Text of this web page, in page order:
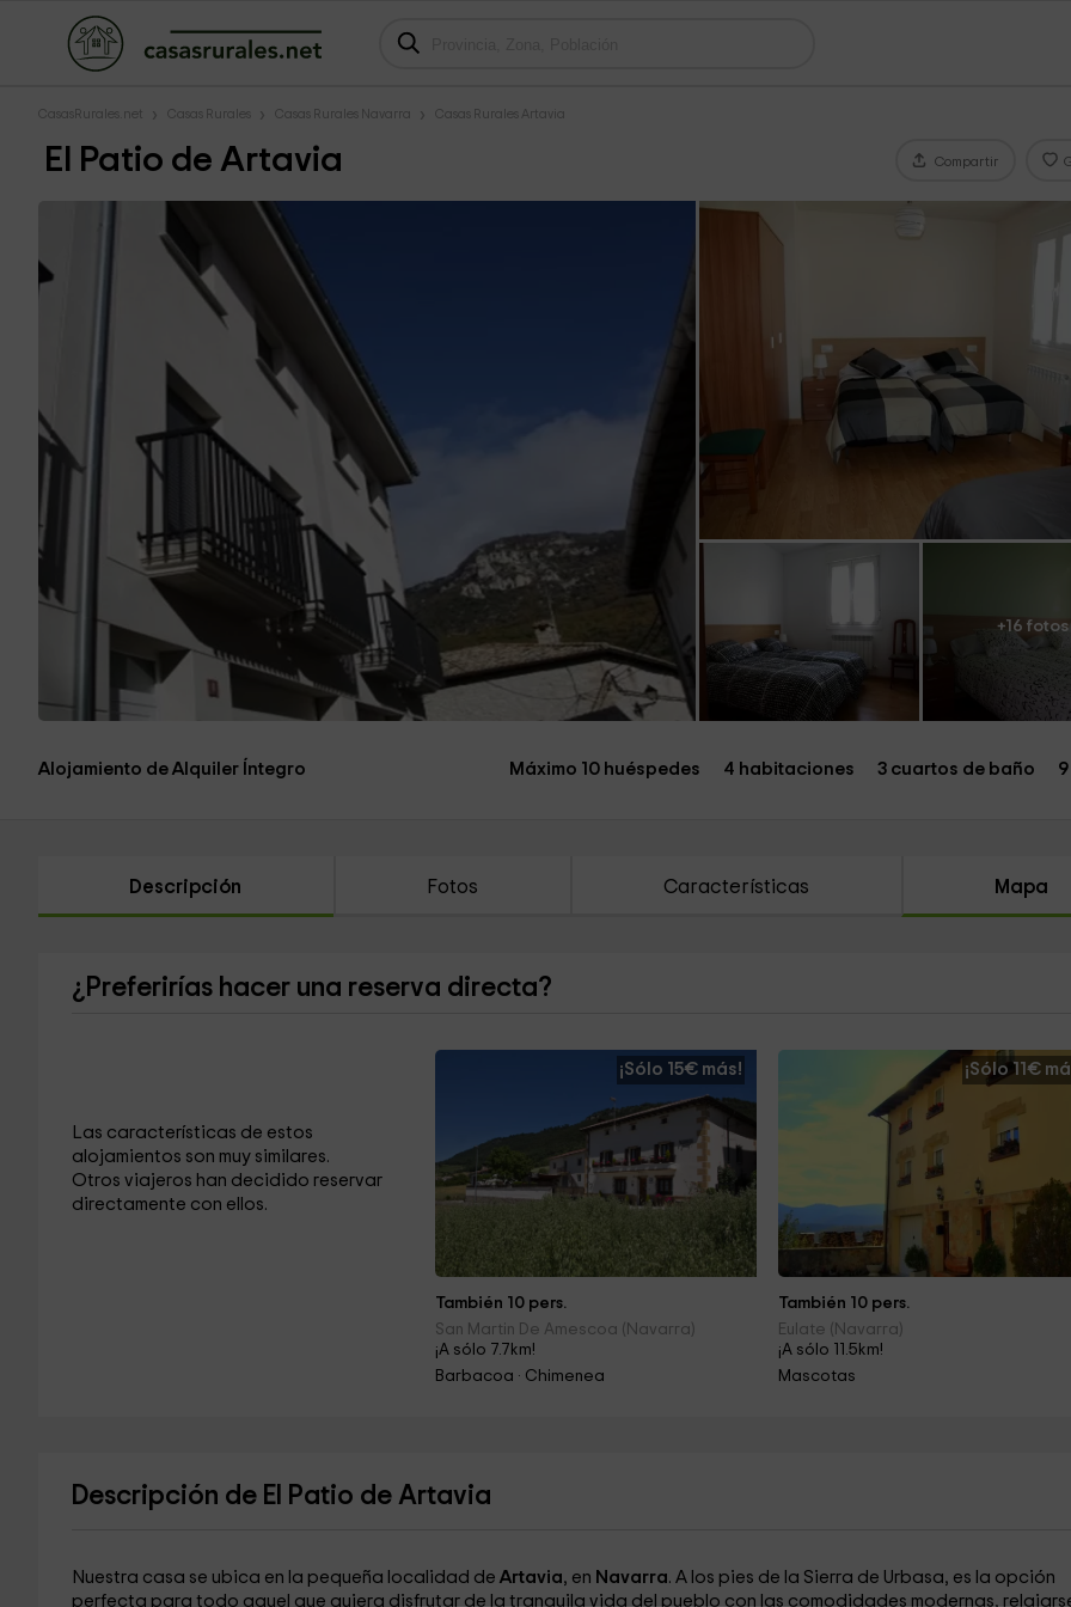
CasasRurales.net Casas Rurales Casas Rurales Navarra Casas Rurales Artavia
El Patio de Artavia Compartir
+16 fotos
Alojamiento de Alquiler Íntegro Máximo 10 huéspedes 4 habitaciones 3 cuartos de baño
Descripción Fotos Características Mapa
¿Preferirías hacer una reserva directa?
Las características de estos
alojamientos son muy similares.
Otros viajeros han decidido reservar
directamente con ellos.
¡Sólo 15€ más!
También 10 pers.
San Martin De Amescoa (Navarra)
¡A sólo 7.7km!
Barbacoa · Chimenea
¡Sólo 11€
También 10 pers.
Eulate (Navarra)
¡A sólo 11.5km!
Mascotas
Descripción de El Patio de Artavia
Nuestra casa se ubica en la pequeña localidad de Artavia, en Navarra. A los pies de la Sierra de Urbasa, es la opción
perfecta para todo aquel que quiera disfrutar de la tranquila vida del pueblo con las comodidades modernas,